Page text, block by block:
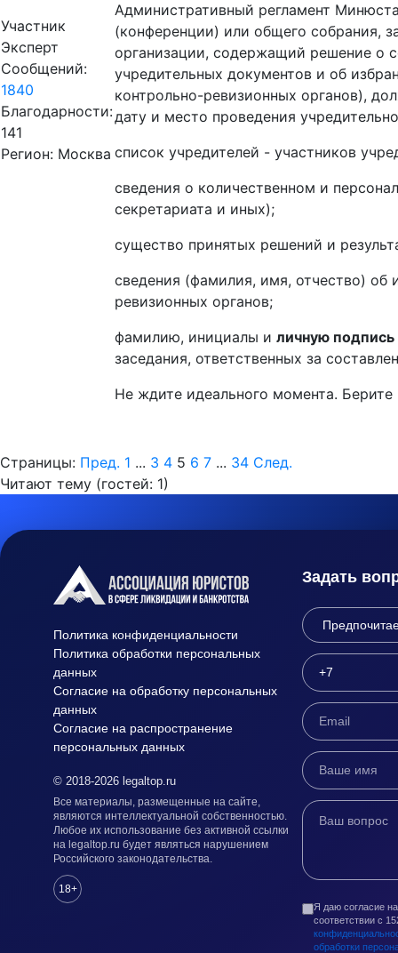
Участник
Эксперт
Сообщений:
1840
Благодарности:
141
Регион: Москва
Административный регламент
(конференции) или общего собрания,
организации, содержащий решение о
учредительных документов и об
контрольно-ревизионных органов),
дату и место проведения
список учредителей - участников
сведения о количественном и
секретариата и иных);
существо принятых решений и
сведения (фамилия, имя, отчество) об
ревизионных органов;
фамилию, инициалы и личную подпись
заседания, ответственных за
Не ждите идеального момента.
Страницы: Пред. 1 ... 3 4 5 6 7 ... 34 След.
Читают тему (гостей: 1)
Политика конфиденциальности
Политика обработки персональных
данных
Согласие на обработку персональных
данных
Согласие на распространение
персональных данных
© 2018-2026 legaltop.ru
Все материалы, размещенные на сайте,
являются интеллектуальной собственностью.
Любое их использование без активной ссылки
на legaltop.ru будет являться нарушением
Российского законодательства.
18+
Задать
Я даю согласие
соответствии с
обработки